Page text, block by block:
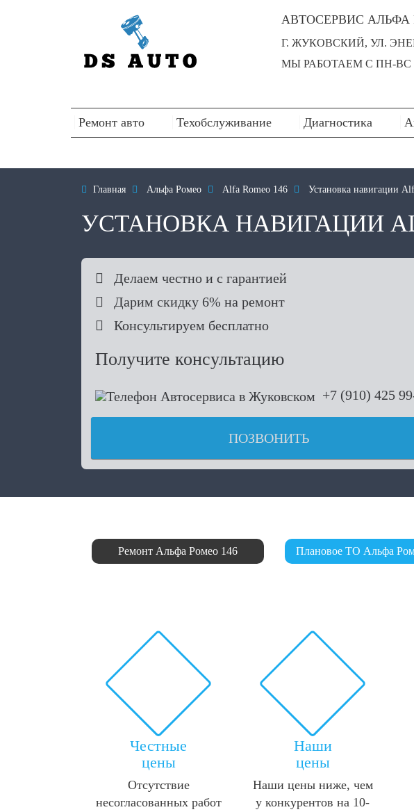
АВТОСЕРВИС
Г. ЖУКОВСКИЙ, УЛ.
МЫ РАБОТАЕМ С ПН-ВC -
Ремонт авто Техобслуживание Диагностика
 Главная  Альфа Ромео  Alfa Romeo 146  Установка навигации
УСТАНОВКА НАВИГАЦИИ
 Делаем честно и с гарантией
 Дарим скидку 6% на ремонт
 Консультируем бесплатно
Получите консультацию
+7 (910) 425
ПОЗВОНИТЬ
Ремонт Альфа Ромео 146 Плановое ТО Альфа
Честные
цены
Отсутствие
несогласованных работ
Наши
цены
Наши цены ниже, чем
у конкурентов на 10-